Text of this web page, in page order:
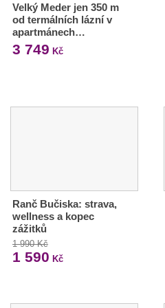
Velký Meder jen 350 m
od termálních lázní v
apartmánech…
3 749 Kč
Ranč Bučiska: strava,
wellness a kopec
zážitků
1 990 Kč
1 590 Kč